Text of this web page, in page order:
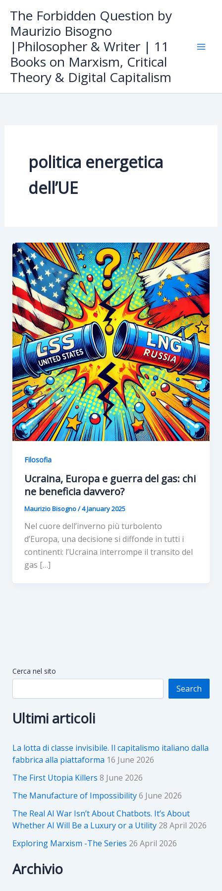
content
The Forbidden Question by
Maurizio Bisogno
|Philosopher & Writer | 11
Books on Marxism, Critical
Theory & Digital Capitalism
politica energetica
dell’UE
Filosofia
Ucraina, Europa e guerra del gas: chi
ne beneficia davvero?
Maurizio Bisogno/4 January 2025
Nel cuore dell’inverno più turbolento
d’Europa, una decisione si diffonde in tutti i
continenti: l’Ucraina interrompe il transito del
gas […]
Cerca nel sito
Search
Ultimi articoli
La lotta di classe invisibile. Il capitalismo italiano dalla
fabbrica alla piattaforma 16 June 2026
The First Utopia Killers 8 June 2026
The Manufacture of Impossibility6 June 2026
The Real AI War Isn’t About Chatbots. It’s About
Whether AI Will Be a Luxury or a Utility 28 April 2026
Exploring Marxism -The Series 26 April 2026
Archivio